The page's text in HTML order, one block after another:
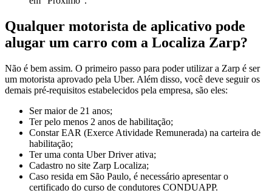
Qualquer motorista de aplicativo pode
alugar um carro com a Localiza Zarp?
Não é bem assim. O primeiro passo para poder utilizar a Zarp é ser
um motorista aprovado pela Uber. Além disso, você deve seguir os
demais pré-requisitos estabelecidos pela empresa, são eles:
Ser maior de 21 anos;
Ter pelo menos 2 anos de habilitação;
Constar EAR (Exerce Atividade Remunerada) na carteira de
habilitação;
Ter uma conta Uber Driver ativa;
Cadastro no site Zarp Localiza;
Caso resida em São Paulo, é necessário apresentar o
certificado do curso de condutores CONDUAPP.